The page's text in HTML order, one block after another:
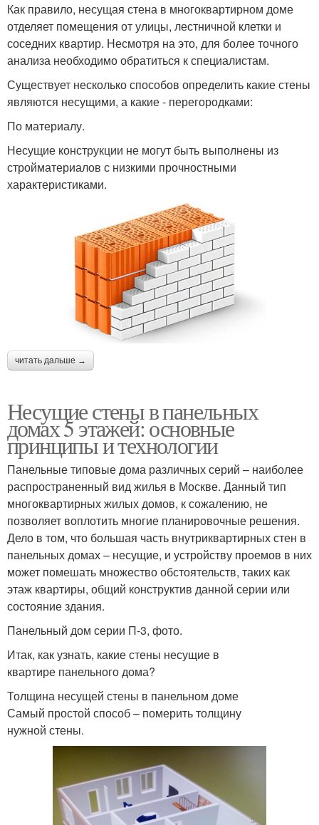
Как правило, несущая стена в многоквартирном доме
отделяет помещения от улицы, лестничной клетки и
соседних квартир. Несмотря на это, для более точного
анализа необходимо обратиться к специалистам.
Существует несколько способов определить какие стены
являются несущими, а какие - перегородками:
По материалу.
Несущие конструкции не могут быть выполнены из
стройматериалов с низкими прочностными
характеристиками.
читать дальше →
Несущие стены в панельных
домах 5 этажей: основные
принципы и технологии
Панельные типовые дома различных серий – наиболее
распространенный вид жилья в Москве. Данный тип
многоквартирных жилых домов, к сожалению, не
позволяет воплотить многие планировочные решения.
Дело в том, что большая часть внутриквартирных стен в
панельных домах – несущие, и устройству проемов в них
может помешать множество обстоятельств, таких как
этаж квартиры, общий конструктив данной серии или
состояние здания.
Панельный дом серии П-3, фото.
Итак, как узнать, какие стены несущие в
квартире панельного дома?
Толщина несущей стены в панельном доме
Самый простой способ – померить толщину
нужной стены.